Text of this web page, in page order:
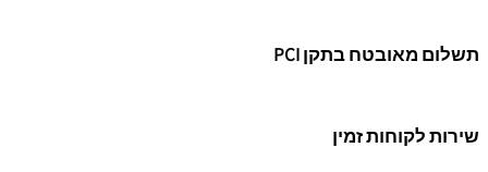
תשלום מאובטח בתקן PCI
שירות לקוחות זמין